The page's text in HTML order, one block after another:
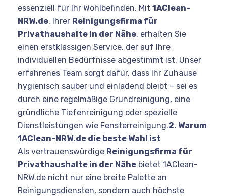
essenziell für Ihr Wohlbefinden. Mit 1AClean-
NRW.de, Ihrer Reinigungsfirma für
Privathaushalte in der Nähe, erhalten Sie
einen erstklassigen Service, der auf Ihre
individuellen Bedürfnisse abgestimmt ist. Unser
erfahrenes Team sorgt dafür, dass Ihr Zuhause
hygienisch sauber und einladend bleibt – sei es
durch eine regelmäßige Grundreinigung, eine
gründliche Tiefenreinigung oder spezielle
Dienstleistungen wie Fensterreinigung.2. Warum
1AClean-NRW.de die beste Wahl ist
Als vertrauenswürdige Reinigungsfirma für
Privathaushalte in der Nähe bietet 1AClean-
NRW.de nicht nur eine breite Palette an
Reinigungsdiensten, sondern auch höchste